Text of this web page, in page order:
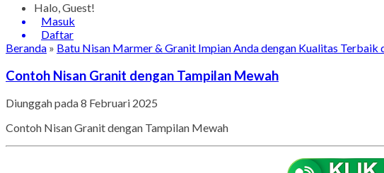
Halo, Guest!
Masuk
Daftar
Beranda » Batu Nisan Marmer & Granit Impian Anda dengan Kualitas Terbaik
Contoh Nisan Granit dengan Tampilan Mewah
Diunggah pada 8 Februari 2025
Contoh Nisan Granit dengan Tampilan Mewah